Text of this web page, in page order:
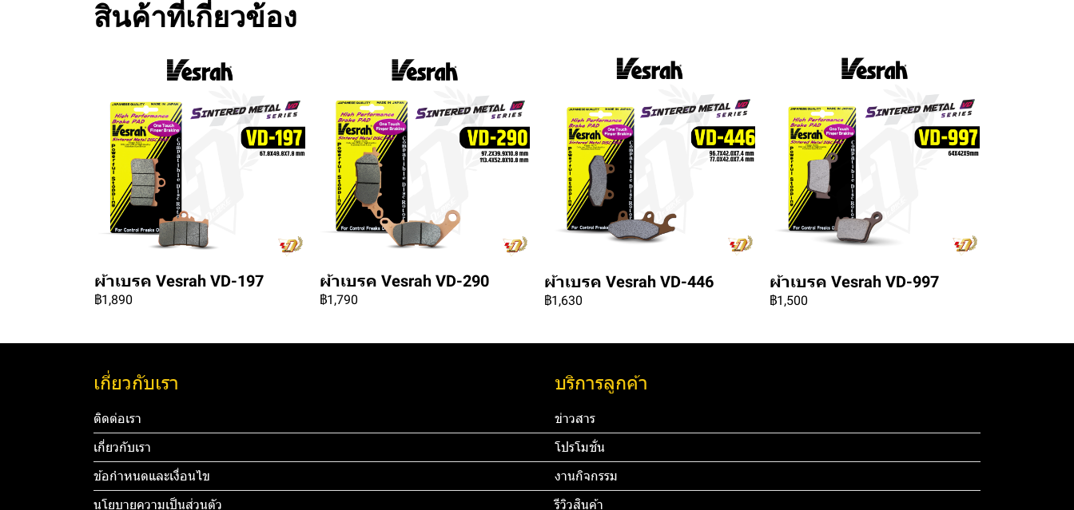
สินค้าที่เกี่ยวข้อง
ผ้าเบรค Vesrah VD-197
฿1,890
ผ้าเบรค Vesrah VD-290
฿1,790
ผ้าเบรค Vesrah VD-446
฿1,630
ผ้าเบรค Vesrah VD-997
฿1,500
เกี่ยวกับเรา
ติดต่อเรา
เกี่ยวกับเรา
ข้อกำหนดและเงื่อนไข
นโยบายความเป็นส่วนตัว
บริการลูกค้า
ข่าวสาร
โปรโมชั่น
งานกิจกรรม
รีวิวสินค้า